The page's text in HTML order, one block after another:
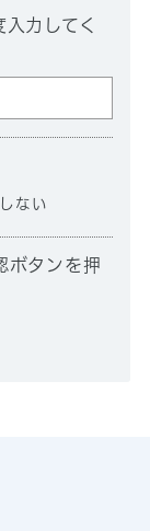
力してく
ない
ボタンを押